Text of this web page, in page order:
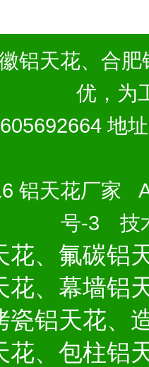
铝天花、 合肥
优，为
地
铝天花厂家
号-3 技
花、氟碳铝
花、幕墙铝
瓷铝天花、
花、包柱铝